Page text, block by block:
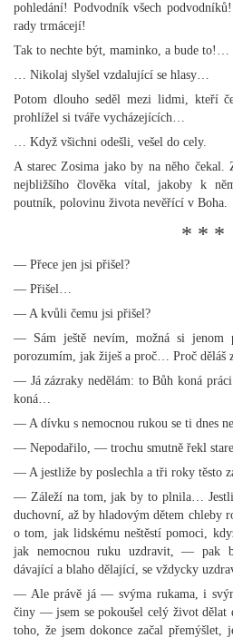
pohledání! Podvodník všech
rady trmácejí!
Tak to nechte být, maminko, a bude
… Nikolaj slyšel vzdalující se hlasy…
Potom dlouho seděl mezi lidmi, kteří
prohlížel si tváře vycházejících…
… Když všichni odešli, vešel do cely.
A starec Zosima jako by na něho čekal.
nejbližšího člověka vítal, jakoby k
poutník, polovinu života nevěřící v Boha.
* * *
— Přece jen jsi přišel?
— Přišel…
— A kvůli čemu jsi přišel?
— Sám ještě nevím, možná si jenom
porozumím, jak žiješ a proč… Proč děláš
— Já zázraky nedělám: to Bůh koná
koná…
— A dívku s nemocnou rukou se ti dnes
— Nepodařilo, — trochu smutně řekl
— A jestliže by poslechla a tři roky těsto
— Záleží na tom, jak by to plnila…
duchovní, až by hladovým dětem chleby
o tom, jak lidskému neštěstí pomoci,
jak nemocnou ruku uzdravit, — pak
dávající a blaho dělající, se vždycky
— Ale právě já — svýma rukama, i
činy — jsem se pokoušel celý život dělat
toho, že jsem dokonce začal přemýšlet,